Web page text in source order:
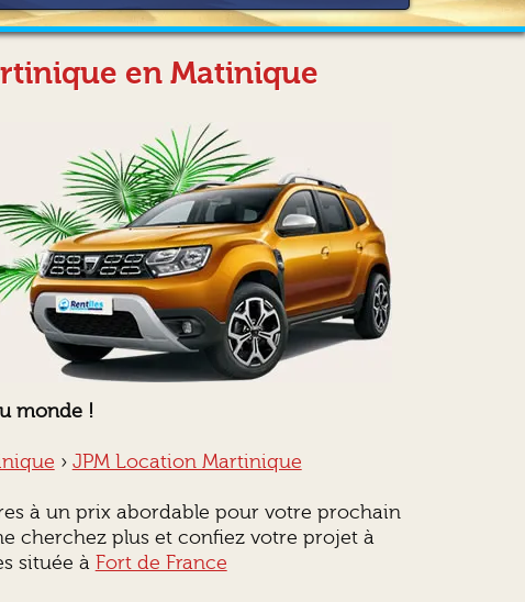
en Matinique
monde !
› JPM Location Martinique
à un prix abordable pour votre prochain
cherchez plus et confiez votre projet à
située à Fort de France